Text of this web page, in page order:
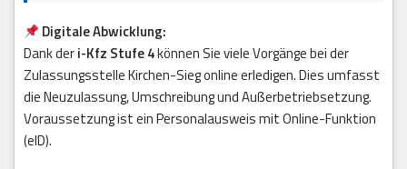
Digitale Abwicklung:
Dank deri-Kfz Stufe 4können Sie viele Vorgänge bei der
Zulassungsstelle Kirchen-Sieg online erledigen. Dies umfasst
die Neuzulassung, Umschreibung und Außerbetriebsetzung.
Voraussetzung ist ein Personalausweis mit Online-Funktion
(eID).